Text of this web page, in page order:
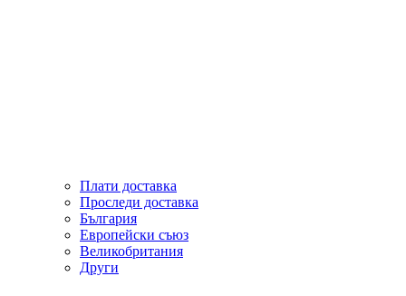
Плати доставка
Проследи доставка
България
Европейски съюз
Великобритания
Други